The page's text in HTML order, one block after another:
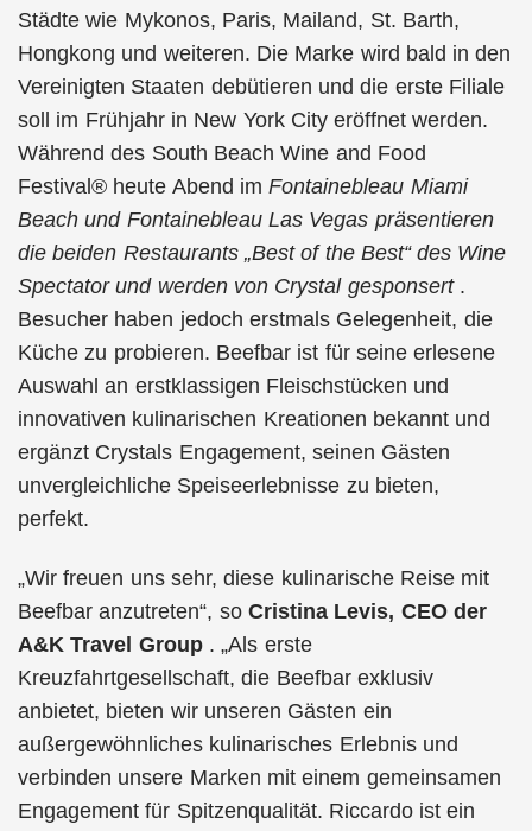
Städte wie Mykonos, Paris, Mailand, St. Barth,
Hongkong und weiteren. Die Marke wird bald in den
Vereinigten Staaten debütieren und die erste Filiale
soll im Frühjahr in New York City eröffnet werden.
Während des South Beach Wine and Food
Festival® heute Abend imFontainebleau Miami
Beach und Fontainebleau Las Vegas präsentieren
die beiden Restaurants „Best of the Best“ des Wine
Spectator und werden von Crystal gesponsert.
Besucher haben jedoch erstmals Gelegenheit, die
Küche zu probieren. Beefbar ist für seine erlesene
Auswahl an erstklassigen Fleischstücken und
innovativen kulinarischen Kreationen bekannt und
ergänzt Crystals Engagement, seinen Gästen
unvergleichliche Speiseerlebnisse zu bieten,
perfekt.
„Wir freuen uns sehr, diese kulinarische Reise mit
Beefbar anzutreten“, so Cristina Levis, CEO der
A&K Travel Group. „Als erste
Kreuzfahrtgesellschaft, die Beefbar exklusiv
anbietet, bieten wir unseren Gästen ein
außergewöhnliches kulinarisches Erlebnis und
verbinden unsere Marken mit einem gemeinsamen
Engagement für Spitzenqualität. Riccardo ist ein